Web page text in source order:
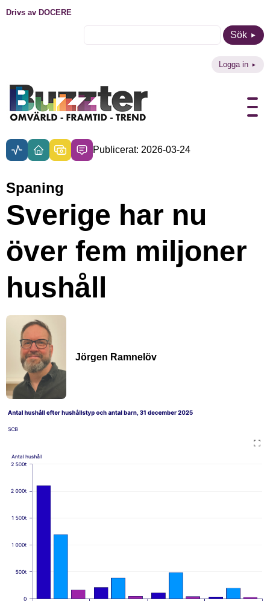
Drivs av DOCERE
Sök
Logga in
Publicerat: 2026-03-24
Spaning
Sverige har nu
över fem miljoner
hushåll
Jörgen Ramnelöv